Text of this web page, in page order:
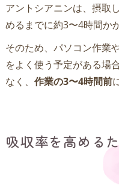
アントシアニンは、摂取
めるまでに約3〜4時間か
そのため、パソコン作業
をよく使う予定がある場
なく、 作業の3〜4時間前
吸収率を高める